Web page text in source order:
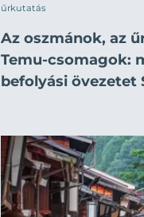
űrkutatás
Az oszmánok, az
Temu-csomagok:
befolyási övezetet